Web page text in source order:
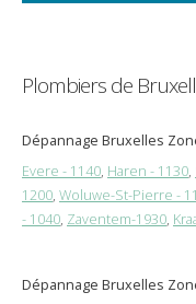
Plombiers de
Dépannage Bruxelles
Evere - 1140, Haren - 1130,
1200, Woluwe-St-Pierre -
- 1040, Zaventem-1930,
Dépannage Bruxelles